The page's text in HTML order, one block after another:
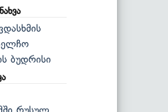
ბუდრისი